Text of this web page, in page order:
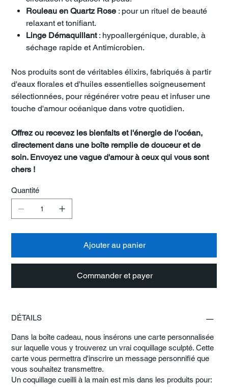
Rouleau en Quartz Rose : pour un rituel de beauté
relaxant et tonifiant.
Linge Démaquillant: hypoallergénique, durable, à
séchage rapide et Antimicrobien.
Nos produits sont de véritables élixirs, fabriqués à partir
d'eaux florales et d'huiles essentielles soigneusement
sélectionnées, pour régénérer votre peau et infuser une
touche d'amour océanique dans votre quotidien.
Offrez ou recevez les bienfaits et l'énergie de l'océan,
directement dans une boîte remplie de douceur et de
soin. Envoyez une vague d'amour à ceux qui vous sont
chers !
Quantité
Ajouter au panier
Commander et payer
DÉTAILS
Dans la boîte cadeau, nous insérons une carte personnalisée
sur laquelle vous y trouverez un vrai coquillage sculpté. Cette
carte vous permettra d'inscrire un message personnifié que
vous souhaitez transmettre.
Un coquillage cueilli à la main est mis dans les produits pour: